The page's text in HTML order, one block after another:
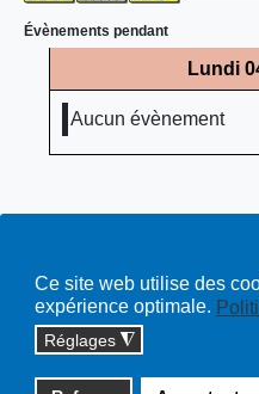
Ce site web utilise des
expérience optimale.
Réglages ◮
Évènements pendant
Lundi
Aucun évènement
Copyright © 2026